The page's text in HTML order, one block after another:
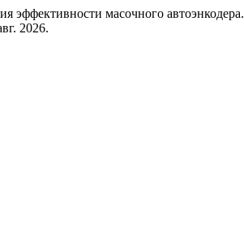
масочного автоэнкодера.
2026.